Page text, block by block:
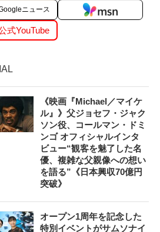
ニュース
式YouTube
《映画『Michael／マイケ
ル』》父ジョセフ・ジャク
ソン役、コールマン・ドミ
ンゴ オフィシャルインタ
ビュー“観客を魅了した名
優、複雑な父親像への想い
を語る”《日本興収70億円
突破》
オープン1周年を記念した
特別イベントがサムソナイ